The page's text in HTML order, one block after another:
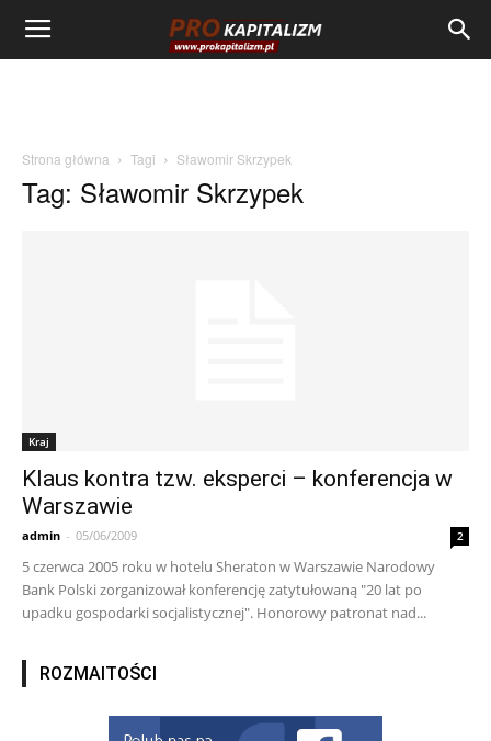
Strona główna Tagi Sławomir Skrzypek
Tag: Sławomir Skrzypek
Kraj
Klaus kontra tzw. eksperci – konferencja w
Warszawie
admin - 05/06/2009 2
5 czerwca 2005 roku w hotelu Sheraton w Warszawie Narodowy
Bank Polski zorganizował konferencję zatytułowaną "20 lat po
upadku gospodarki socjalistycznej". Honorowy patronat nad...
ROZMAITOŚCI